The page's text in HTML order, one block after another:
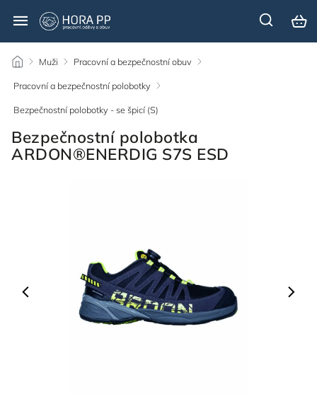
/ Muži / Pracovní a bezpečnostní obuv /
Pracovní a bezpečnostní polobotky /
Bezpečnostní polobotky - se špicí (S)
Bezpečnostní polobotka
ARDON®ENERDIG S7S ESD